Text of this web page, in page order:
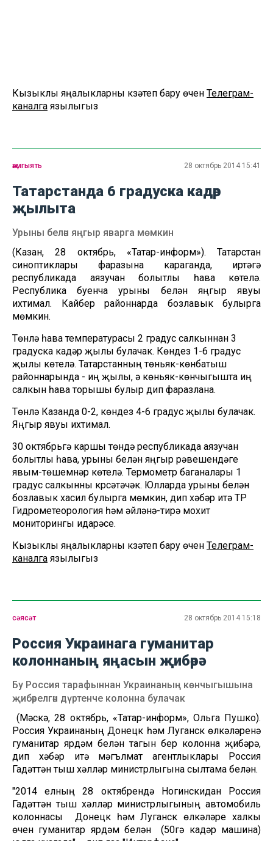
Кызыклы яңалыкларны күзәтеп бару өчен Телеграм-
каналга язылыгыз
җәмгыять 28 октябрь 2014 15:41
Татарстанда 6 градуска кадәр
җылыта
Урыны белән яңгыр яварга мөмкин
(Казан, 28 октябрь, «Татар-информ»). Татарстан
синоптиклары фаразына караганда, иртәгә
республикада аязучан болытлы һава көтелә.
Республика буенча урыны белән яңгыр явуы
ихтимал. Кайбер районнарда бозлавык булырга
мөмкин.
Төнлә һава температурасы 2 градус салкыннан 3
градуска кадәр җылы булачак. Көндез 1-6 градус
җылы көтелә. Татарстанның төньяк-көнбатыш
районнарында - иң җылы, ә көньяк-көнчыгышта иң
салкын һава торышы булыр дип фаразлана.
Төнлә Казанда 0-2, көндез 4-6 градус җылы булачак.
Яңгыр явуы ихтимал.
30 октябрьгә каршы төндә республикада аязучан
болытлы һава, урыны белән яңгыр рәвешендәге
явым-төшемнәр көтелә. Термометр баганалары 1
градус салкынны күрсәтәчәк. Юлларда урыны белән
бозлавык хасил булырга мөмкин, дип хәбәр итә ТР
Гидрометеорология һәм әйләнә-тирә мохит
мониторингы идарәсе.
Кызыклы яңалыкларны күзәтеп бару өчен Телеграм-
каналга язылыгыз
сәясәт 28 октябрь 2014 15:18
Россия Украинага гуманитар
колоннаның яңасын җибәрә
Бу Россия тарафыннан Украинаның көнчыгышына
җибәрелгән дүртенче колонна булачак
(Мәскәү, 28 октябрь, «Татар-информ», Ольга Пушко).
Россия Украинаның Донецк һәм Луганск өлкәләренә
гуманитар ярдәм белән тагын бер колонна җибәрә,
дип хәбәр итә мәгълүмат агентлыклары Россия
Гадәттән тыш хәлләр министрлыгына сылтама белән.
"2014 елның 28 октябрендә Ногинскидан Россия
Гадәттән тыш хәлләр министрлыгының автомобиль
колоннасы Донецк һәм Луганск өлкәләре халкы
өчен гуманитар ярдәм белән (50гә кадәр машина)